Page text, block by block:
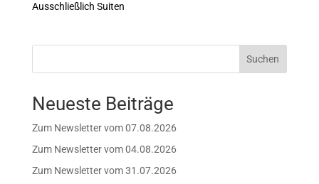
Ausschließlich Suiten
Suchen
Neueste Beiträge
Zum Newsletter vom 07.08.2026
Zum Newsletter vom 04.08.2026
Zum Newsletter vom 31.07.2026